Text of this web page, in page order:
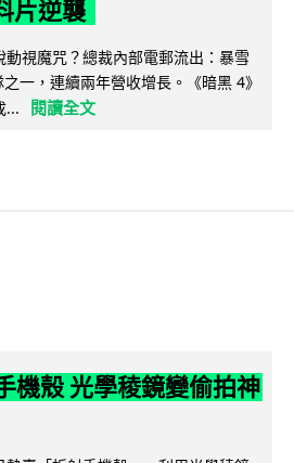
片逆襲
視魔咒？總裁內部電郵流出：暴雪
一，連續兩年營收增長。《暗黑 4》
...
閱讀全文
機殼 光學稜鏡變偷拍神